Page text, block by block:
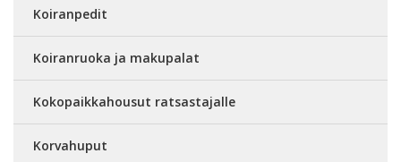
Koiranpedit
Koiranruoka ja makupalat
Kokopaikkahousut ratsastajalle
Korvahuput